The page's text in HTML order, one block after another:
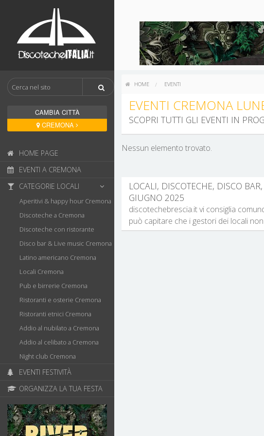
CAMBIA CITTÀ
CREMONA
HOME PAGE
EVENTI A CREMONA
CATEGORIE LOCALI
Aperitivi & happy hour Cremona
Discoteche a Cremona
Discoteche con ristorante
Disco bar & Live music Cremona
Latino americano Cremona
Locali Cremona
Pub e birrerie Cremona
Ristoranti e osterie Cremona
Ristoranti etnici Cremona
Addio al nubilato a Cremona
Addio al celibato a Cremona
Night club Cremona
EVENTI FESTIVITÀ
ORGANIZZA LA TUA FESTA
HOME EVENTI
EVENTI CREMONA
SCOPRI TUTTI GLI EVENTI IN
Nessun elemento trovato.
LOCALI, DISCOTECHE, DISCO
GIUGNO 2025
discotechebrescia.it vi consiglia
può capitare che i gestori dei locali